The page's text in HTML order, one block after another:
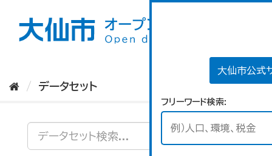
大仙市公式
フリーワード検索
データセット